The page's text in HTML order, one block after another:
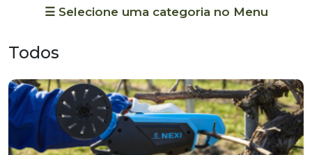
☰ Selecione uma categoria no Menu
Todos